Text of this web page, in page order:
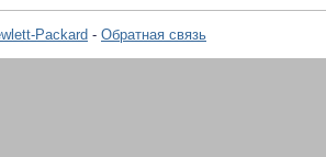
Packard - Обратная связь